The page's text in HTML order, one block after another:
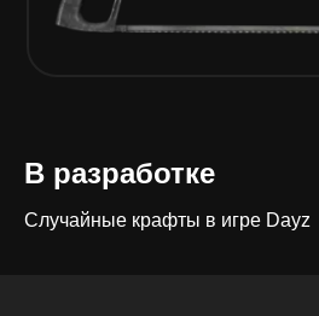
В разработке
Случайные крафты в игре Dayz